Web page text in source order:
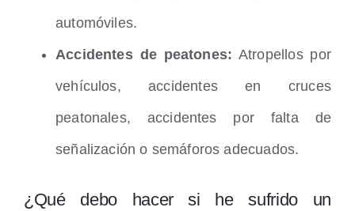
automóviles.
Accidentes de peatones: Atropellos por
vehículos, accidentes en cruces
peatonales, accidentes por falta de
señalización o semáforos adecuados.
¿Qué debo hacer si he sufrido un